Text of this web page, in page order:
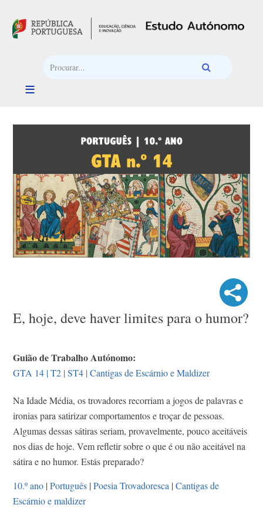
E, hoje, deve haver limites para o humor?
Guião de Trabalho Autónomo:
GTA 14 | T2 | ST4 | Cantigas de Escárnio e Maldizer
Na Idade Média, os trovadores recorriam a jogos de palavras e
ironias para satirizar comportamentos e troçar de pessoas.
Algumas dessas sátiras seriam, provavelmente, pouco aceitáveis
nos dias de hoje. Vem refletir sobre o que é ou não aceitável na
sátira e no humor. Estás preparado?
10.º ano |Português |Poesia Trovadoresca |Cantigas de
Escárnio e maldizer